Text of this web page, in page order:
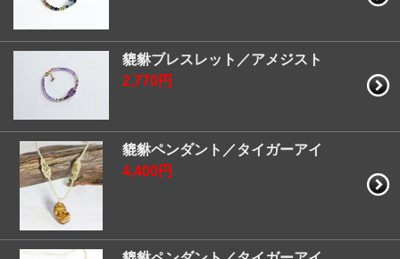
貔貅ブレスレット／アメジスト
2,770円
貔貅ペンダント／タイガーアイ
4,400円